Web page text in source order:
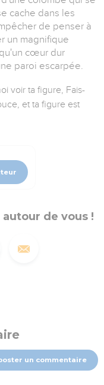
cache dans les
de penser à
un magnifique
cœur dur
paroi escarpée.
voir ta figure, Fais-
et ta figure est
de vous !
un commentaire